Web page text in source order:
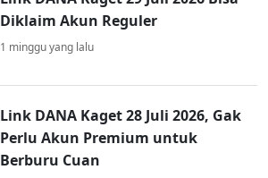
Diklaim Akun Reguler
1 minggu yang lalu
Link DANA Kaget 28 Juli 2026, Gak
Perlu Akun Premium untuk
Berburu Cuan